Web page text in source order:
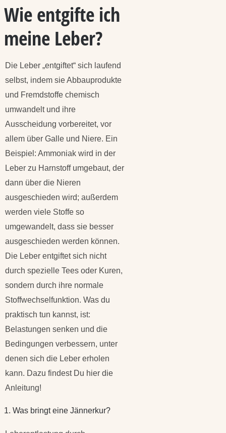
Wie entgifte ich
meine Leber?
Die Leber „entgiftet“ sich laufend
selbst, indem sie Abbauprodukte
und Fremdstoffe chemisch
umwandelt und ihre
Ausscheidung vorbereitet, vor
allem über Galle und Niere. Ein
Beispiel: Ammoniak wird in der
Leber zu Harnstoff umgebaut, der
dann über die Nieren
ausgeschieden wird; außerdem
werden viele Stoffe so
umgewandelt, dass sie besser
ausgeschieden werden können.
Die Leber entgiftet sich nicht
durch spezielle Tees oder Kuren,
sondern durch ihre normale
Stoffwechselfunktion. Was du
praktisch tun kannst, ist:
Belastungen senken und die
Bedingungen verbessern, unter
denen sich die Leber erholen
kann. Dazu findest Du hier die
Anleitung!
1. Was bringt eine Jännerkur?